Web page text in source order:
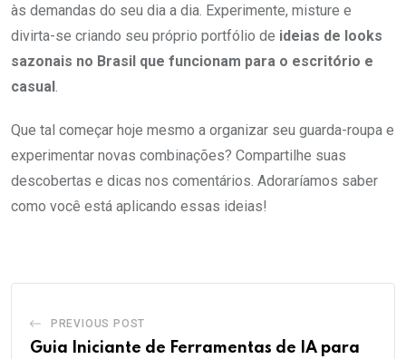
às demandas do seu dia a dia. Experimente, misture e
divirta-se criando seu próprio portfólio de ideias de looks
sazonais no Brasil que funcionam para o escritório e
casual
Que tal começar hoje mesmo a organizar seu guarda-roupa e
experimentar novas combinações? Compartilhe suas
descobertas e dicas nos comentários. Adoraríamos saber
como você está aplicando essas ideias!
PREVIOUS POST
Guia Iniciante de Ferramentas de IA para